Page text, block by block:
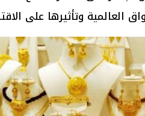
العالمية وتأثيرها على